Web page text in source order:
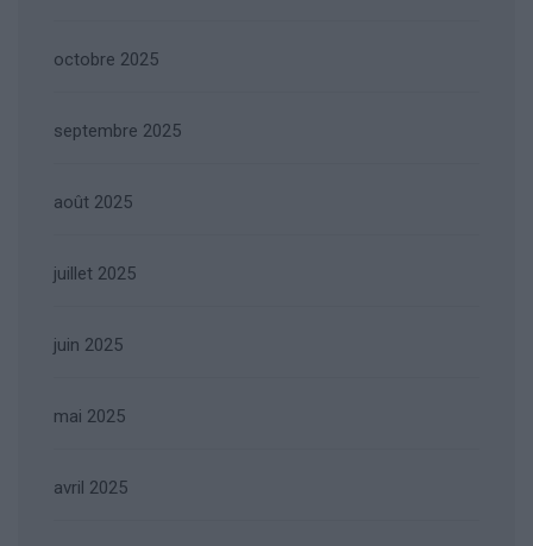
octobre 2025
septembre 2025
août 2025
juillet 2025
juin 2025
mai 2025
avril 2025